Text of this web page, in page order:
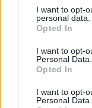
I want to opt-
personal data.
Opted In
I want to opt-
Personal Data.
Opted In
I want to opt-
Personal Data